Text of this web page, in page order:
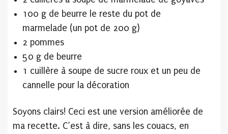
100 g de beurre le reste du pot de
marmelade (un pot de 200 g)
2 pommes
50 g de beurre
1 cuillère à soupe de sucre roux et un peu de
cannelle pour la décoration
Soyons clairs! Ceci est une version améliorée de
ma recette. C’est à dire, sans les couacs, en